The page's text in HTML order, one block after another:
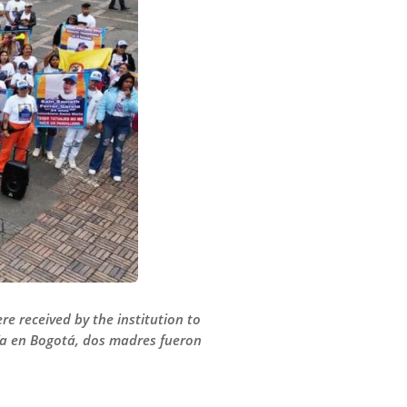
received by the institution to
Bogotá, dos madres fueron